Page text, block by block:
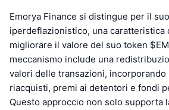
Emorya Finance si distingue per il
iperdeflazionistico, una caratteristica
migliorare il valore del suo token
meccanismo include una
valori delle transazioni, incorporando
riacquisti, premi ai detentori e fondi
Questo approccio non solo supporta